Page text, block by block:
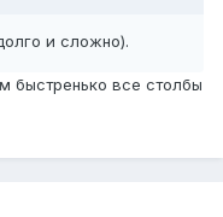
и сложно).
быстренько все столбы